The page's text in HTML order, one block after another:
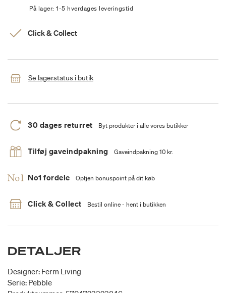
På lager: 1-5 hverdages leveringstid
Click & Collect
Se lagerstatus i butik
30 dages returret Byt produkter i alle vores butikker
Tilføj gaveindpakning Gaveindpakning 10 kr.
No1 fordele Optjen bonuspoint på dit køb
Click & Collect Bestil online - hent i butikken
DETALJER
Designer: Ferm Living
Serie: Pebble